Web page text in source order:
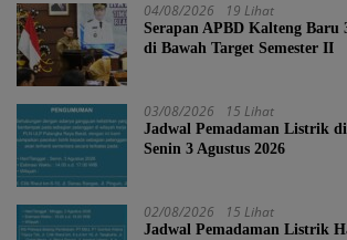
04/08/2026 19 Lihat
Serapan APBD Kalteng Baru
di Bawah Target Semester II
03/08/2026 15 Lihat
Jadwal Pemadaman Listrik
Senin 3 Agustus 2026
02/08/2026 15 Lihat
Jadwal Pemadaman Listrik